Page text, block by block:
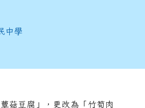
告-津味
菇豆腐」，更改為「竹筍肉